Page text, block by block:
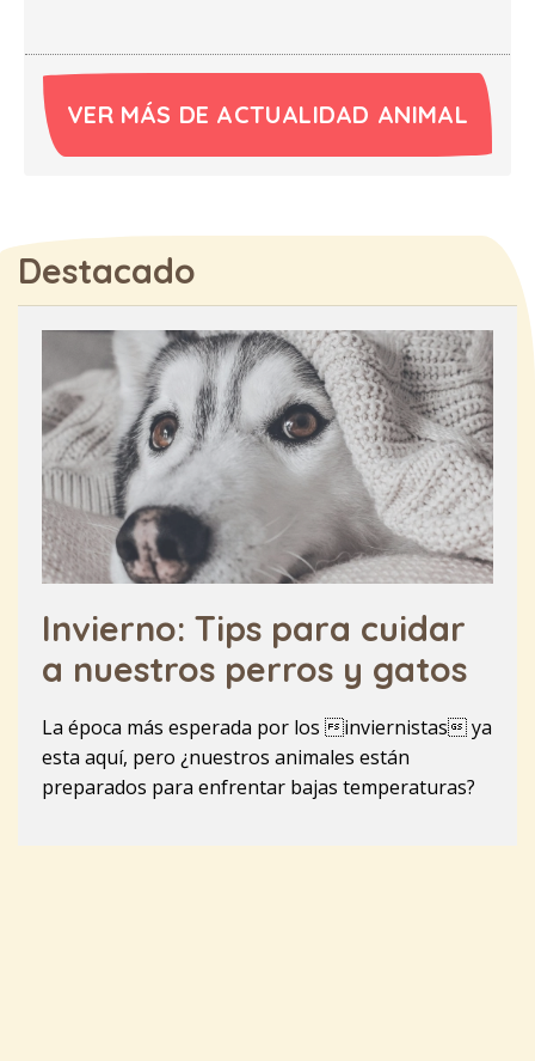
VER MÁS DE ACTUALIDAD ANIMAL
Destacado
Invierno: Tips para cuidar
a nuestros perros y gatos
La época más esperada por los inviernistas ya
esta aquí, pero ¿nuestros animales están
preparados para enfrentar bajas temperaturas?